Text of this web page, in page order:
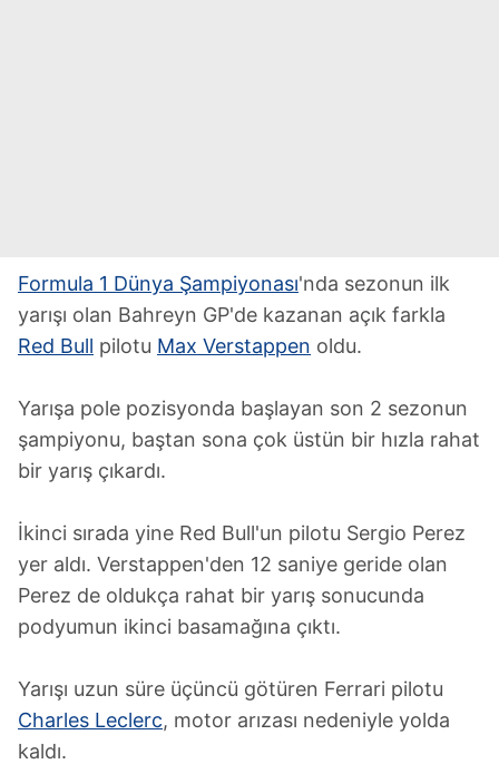
Formula 1 Dünya Şampiyonası'nda sezonun ilk
yarışı olan Bahreyn GP'de kazanan açık farkla
Red Bull pilotu Max Verstappen oldu.
Yarışa pole pozisyonda başlayan son 2 sezonun
şampiyonu, baştan sona çok üstün bir hızla rahat
bir yarış çıkardı.
İkinci sırada yine Red Bull'un pilotu Sergio Perez
yer aldı. Verstappen'den 12 saniye geride olan
Perez de oldukça rahat bir yarış sonucunda
podyumun ikinci basamağına çıktı.
Yarışı uzun süre üçüncü götüren Ferrari pilotu
Charles Leclerc, motor arızası nedeniyle yolda
kaldı.